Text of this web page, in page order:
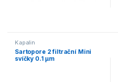
Kapalin
Sartopore 2 filtrační Mini
svíčky 0.1 µm